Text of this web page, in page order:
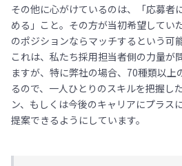
その他に心がけているのは、「応募者
める」こと。その方が当初希望してい
のポジションならマッチするという可
これは、私たち採用担当者側の力量が
ますが、特に弊社の場合、70種類以上
るので、一人ひとりのスキルを把握し
ン、もしくは今後のキャリアにプラス
提案できるようにしています。